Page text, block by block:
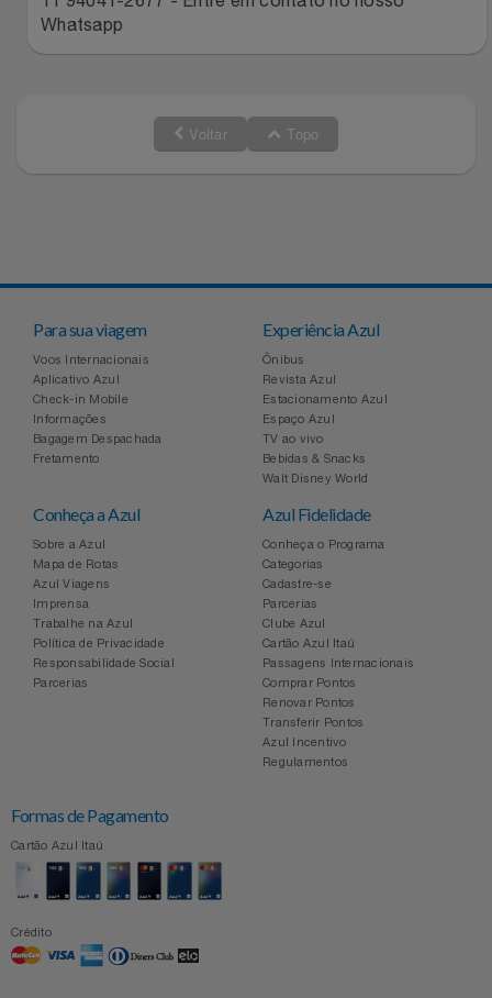
Relógios
Stanley Pmi
Whatsapp
Voltar Topo
Para sua viagem
Voos Internacionais
Aplicativo Azul
Check-in Mobile
Informações
Bagagem Despachada
Fretamento
Experiência Azul
Ônibus
Revista Azul
Estacionamento Azul
Espaço Azul
TV ao vivo
Bebidas & Snacks
Walt Disney World
Conheça a Azul
Sobre a Azul
Mapa de Rotas
Azul Viagens
Imprensa
Trabalhe na Azul
Política de Privacidade
Responsabilidade Social
Parcerias
Azul Fidelidade
Conheça o Programa
Categorias
Cadastre-se
Parcerias
Clube Azul
Cartão Azul Itaú
Passagens Internacionais
Comprar Pontos
Renovar Pontos
Transferir Pontos
Azul Incentivo
Regulamentos
Formas de Pagamento
Cartão Azul Itaú
Crédito